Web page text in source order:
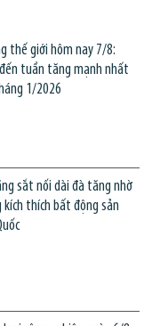
thế giới hôm nay 7/8:
tuần tăng mạnh nhất
1/2026
sắt nối dài đà tăng nhờ
kích thích bất động sản